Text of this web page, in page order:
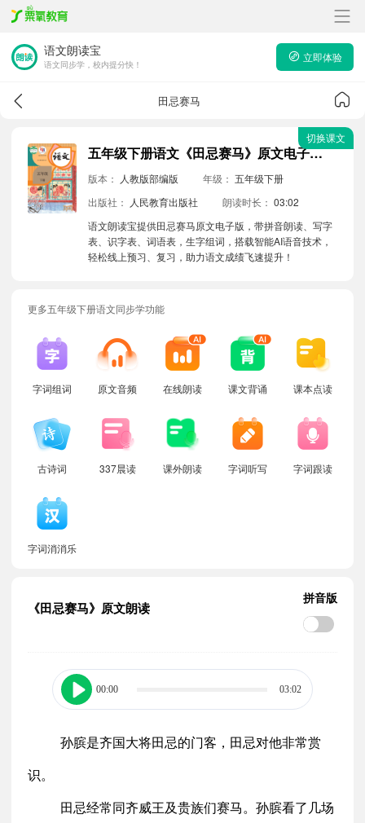
语文朗读宝
语文同步学，校内提分快！
立即体验
田忌赛马
五年级下册语文《田忌赛马》原文电子版带拼音朗读音频
版本： 人教版部编版 年级： 五年级下册
出版社：
人民教育出版社 朗读时长： 03:02
语文朗读宝提供田忌赛马原文电子版，带拼音朗读、写字
表、识字表、词语表，生字组词，搭载智能AI语音技术，
轻松线上预习、复习，助力语文成绩飞速提升！
切换课文
更多五年级下册语文同步学功能
字词组词 原文音频 在线朗读 课文背诵 课本点读
古诗词 337晨读 课外朗读 字词听写 字词跟读
字词消消乐
《田忌赛马》原文朗读
拼音版
00:00 03:02
孙膑是齐国大将田忌的门客，田忌对他非常赏
识。
田忌经常同齐威王及贵族们赛马。孙膑看了几场